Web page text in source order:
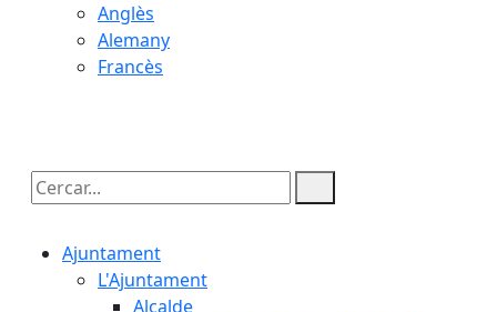
Anglès
Alemany
Francès
Cercar:
Ajuntament
L'Ajuntament
Alcalde